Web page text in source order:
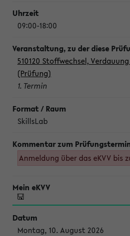
09:00-18:00
510120 Stoffwechsel,
(Prüfung)
1. Termin
SkillsLab
Anmeldung über das eKVV bis
Montag, 10. August 2026